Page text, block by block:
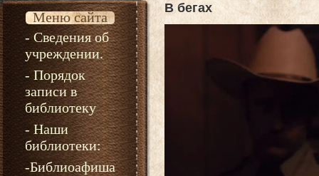
Меню сайта
- Сведения об
учреждении.
- Порядок
записи в
библиотеку
- Наши
библиотеки:
-Библиоафиша
В бегах